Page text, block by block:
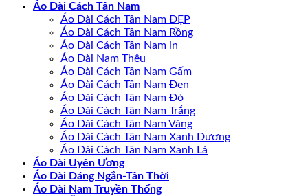
Áo Dài Cách Tân Nam
Áo Dài Cách Tân Nam ĐẸP
Áo Dài Cách Tân Nam Rồng
Áo Dài Cách Tân Nam in
Áo Dài Nam Thêu
Áo Dài Cách Tân Nam Gấm
Áo Dài Cách Tân Nam Đen
Áo Dài Cách Tân Nam Đỏ
Áo Dài Cách Tân Nam Trắng
Áo Dài Cách Tân Nam Vàng
Áo Dài Cách Tân Nam Xanh Dương
Áo Dài Cách Tân Nam Xanh Lá
Áo Dài Uyên Ương
Áo Dài Dáng Ngắn-Tân Thời
Áo Dài Nam Truyền Thống